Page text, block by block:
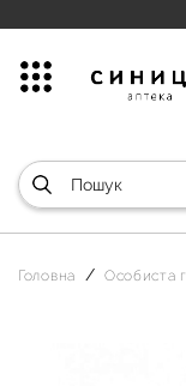
Головна Особиста